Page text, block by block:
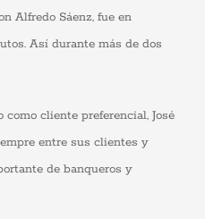
Alfredo Sáenz, fue en
Así durante más de dos
cliente preferencial, José
entre sus clientes y
de banqueros y